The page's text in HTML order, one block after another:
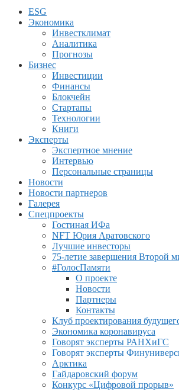
ESG
Экономика
Инвестклимат
Аналитика
Прогнозы
Бизнес
Инвестиции
Финансы
Блокчейн
Стартапы
Технологии
Книги
Эксперты
Экспертное мнение
Интервью
Персональные страницы
Новости
Новости партнеров
Галерея
Спецпроекты
Гостиная ИФа
NFT Юрия Аратовского
Лучшие инвесторы
75-летие завершения Второй
#ГолосПамяти
О проекте
Новости
Партнеры
Контакты
Клуб проектирования
Экономика коронавируса
Говорят эксперты РАНХиГС
Говорят эксперты
Арктика
Гайдаровский форум
Конкурс «Цифровой прорыв»